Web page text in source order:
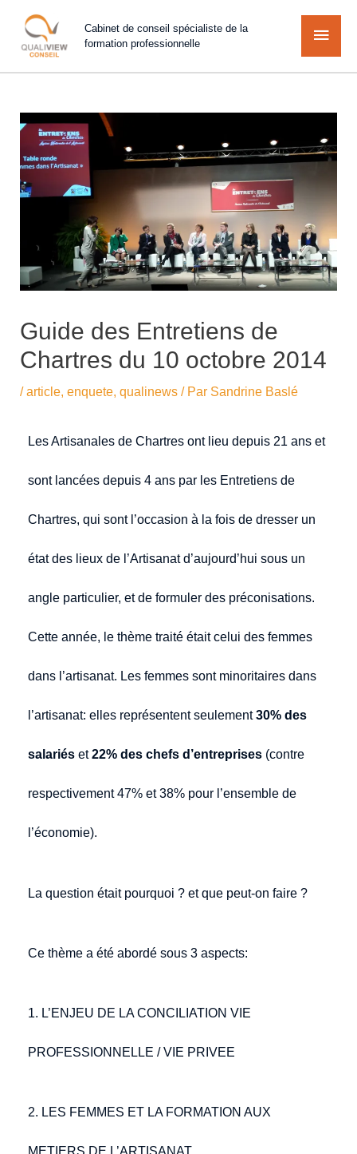
Cabinet de conseil spécialiste de la
formation professionnelle
Guide des Entretiens de
Chartres du 10 octobre 2014
/article,enquete,qualinews / Par Sandrine Baslé
Les Artisanales de Chartres ont lieu depuis 21 ans et
sont lancées depuis 4 ans par les Entretiens de
Chartres, qui sont l’occasion à la fois de dresser un
état des lieux de l’Artisanat d’aujourd’hui sous un
angle particulier, et de formuler des préconisations.
Cette année, le thème traité était celui des femmes
dans l’artisanat. Les femmes sont minoritaires dans
l’artisanat: elles représentent seulement30% des
salariéset22% des chefs d’entreprises (contre
respectivement 47% et 38% pour l’ensemble de
l’économie).
La question était pourquoi ? et que peut-on faire ?
Ce thème a été abordé sous 3 aspects:
1. L’ENJEU DE LA CONCILIATION VIE
PROFESSIONNELLE / VIE PRIVEE
2. LES FEMMES ET LA FORMATION AUX
METIERS DE L’ARTISANAT